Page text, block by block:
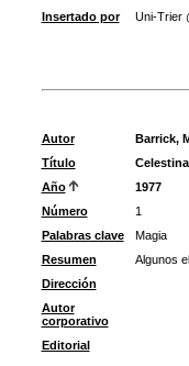
Insertado por
Uni-Trier
Autor
Barrick,
Título
Año
1977
Número
1
Palabras clave
Magia
Resumen
Algunos
Dirección
Autor
corporativo
Editorial